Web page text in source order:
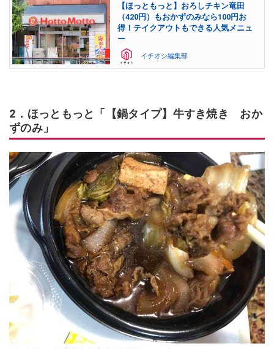
【ほっともっと】おろしチキン竜田
（420円）もおかずのみなら100円お
得！テイクアウトもできる人気メニュ
ー
イチオシ編集部
2．ほっともっと「【鍋タイプ】牛すき焼き おか
ずのみ」